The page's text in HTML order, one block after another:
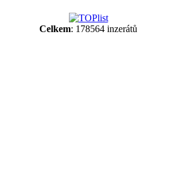
Celkem: 178564 inzerátů